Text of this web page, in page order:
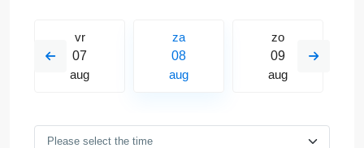
vr
07
aug
za
08
aug
zo
09
aug